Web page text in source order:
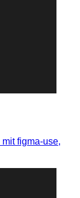
figma-use,